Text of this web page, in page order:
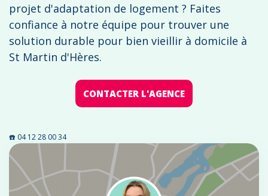
projet d'adaptation de logement ? Faites
confiance à notre équipe pour trouver une
solution durable pour bien vieillir à domicile à
St Martin d'Hères.
CONTACTER L'AGENCE
☎️ 04 12 28 00 34